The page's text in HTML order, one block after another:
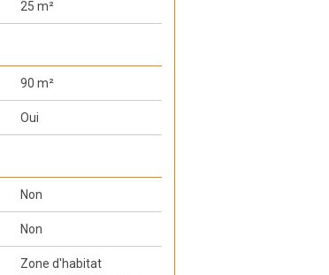
25 m²
90 m²
Oui
Non
Non
Zone d'habitat